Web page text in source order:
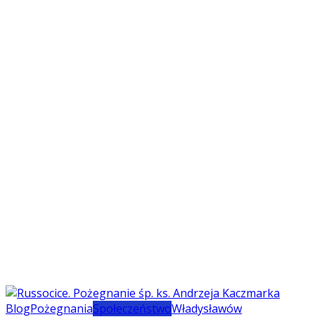
BlogPożegnaniaSpołeczeństwoWładysławów